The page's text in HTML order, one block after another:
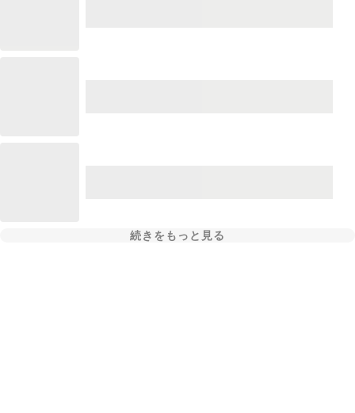
続きをもっと見る